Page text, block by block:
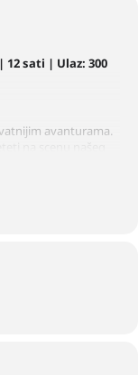
12 sati | Ulaz: 300
avanturama.
15 sati i dva sata